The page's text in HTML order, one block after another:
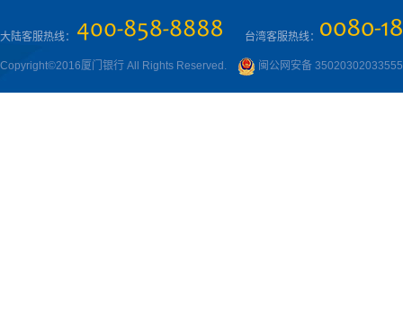
大陆客服热线： 台湾客服热线：
Copyright©2016厦门银行 All Rights Reserved. 闽公网安备